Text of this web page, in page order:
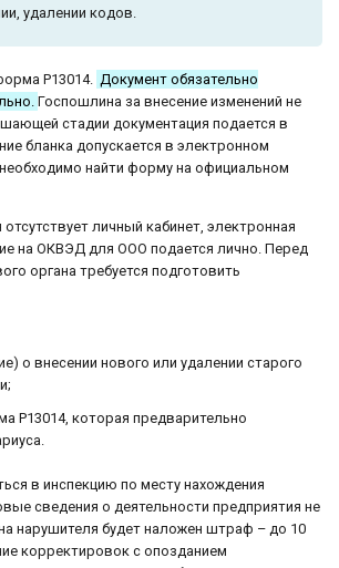
удалении кодов.
Р13014. Документ обязательно
Госпошлина за внесение изменений не
стадии документация подается в
бланка допускается в электронном
найти форму на официальном
личный кабинет, электронная
на ОКВЭД для ООО подается лично. Перед
органа требуется подготовить
о внесении нового или удалении старого
Р13014, которая предварительно
в инспекцию по месту нахождения
сведения о деятельности предприятия не
нарушителя будет наложен штраф – до 10
корректировок с опозданием